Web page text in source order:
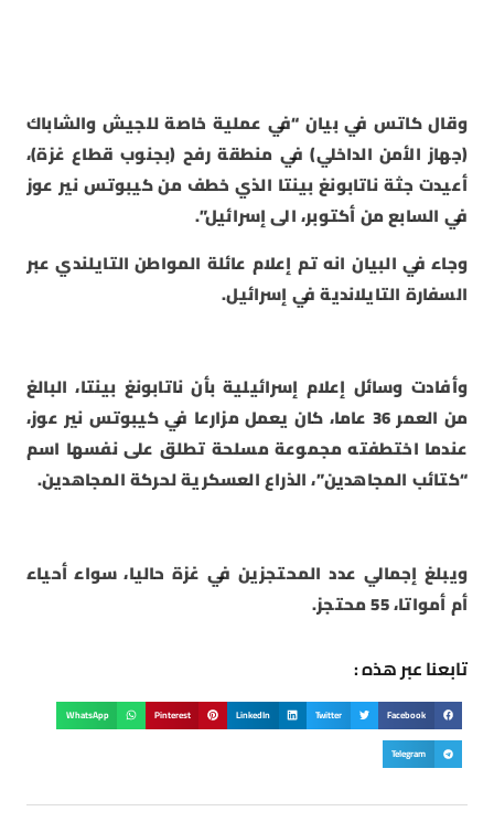
وقال كاتس في بيان “في عملية خاصة للجيش والشاباك
(جهاز الأمن الداخلي) في منطقة رفح (بجنوب قطاع غزة)،
أعيدت جثة ناتابونغ بينتا الذي خطف من كيبوتس نير عوز
في السابع من أكتوبر، الى إسرائيل”.
وجاء في البيان انه تم إعلام عائلة المواطن التايلندي عبر
السفارة التايلاندية في إسرائيل.
وأفادت وسائل إعلام إسرائيلية بأن ناتابونغ بينتا، البالغ
من العمر 36 عاما، كان يعمل مزارعا في كيبوتس نير عوز،
عندما اختطفته مجموعة مسلحة تطلق على نفسها اسم
“كتائب المجاهدين”، الذراع العسكرية لحركة المجاهدين.
ويبلغ إجمالي عدد المحتجزين في غزة حاليا، سواء أحياء
أم أمواتا، 55 محتجز.
تابعنا عبر هذه :
Facebook
Twitter
LinkedIn
Pinterest
WhatsApp
Telegram